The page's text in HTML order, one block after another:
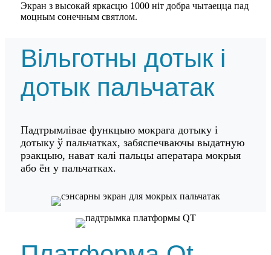
Экран з высокай яркасцю 1000 ніт добра чытаецца пад
моцным сонечным святлом.
Вільготны дотык і
дотык пальчатак
Падтрымлівае функцыю мокрага дотыку і
дотыку ў пальчатках, забяспечваючы выдатную
рэакцыю, нават калі пальцы аператара мокрыя
або ён у пальчатках.